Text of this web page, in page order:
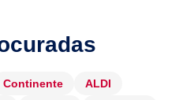
Continente
ALDI